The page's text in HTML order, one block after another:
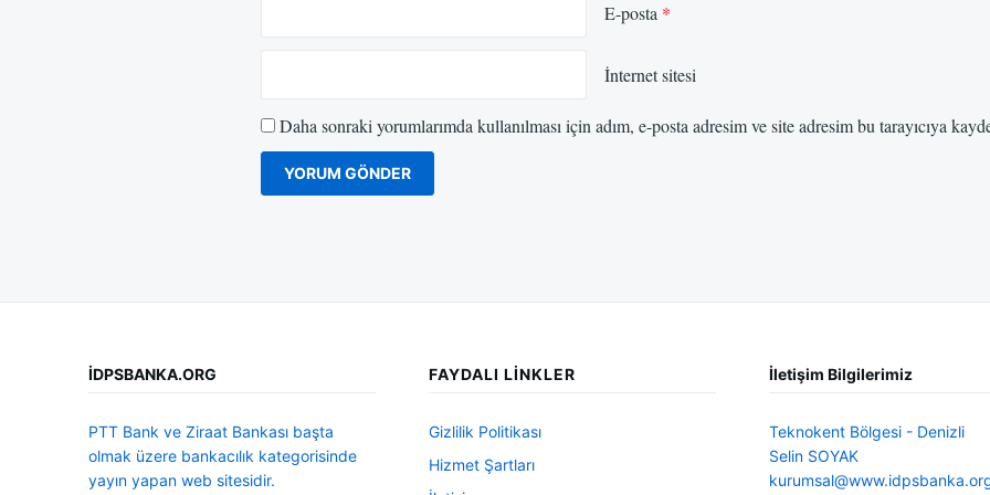
E-posta *
İnternet sitesi
Daha sonraki yorumlarımda kullanılması için adım, e-posta adresim ve site adresim bu tarayıcıya
İDPSBANKA.ORG
PTT Bank ve Ziraat Bankası başta
olmak üzere bankacılık kategorisinde
yayın yapan web sitesidir.
FAYDALI LINKLER
Gizlilik Politikası
Hizmet Şartları
İletişim Bilgilerimiz
Teknokent Bölgesi - Denizli
Selin SOYAK